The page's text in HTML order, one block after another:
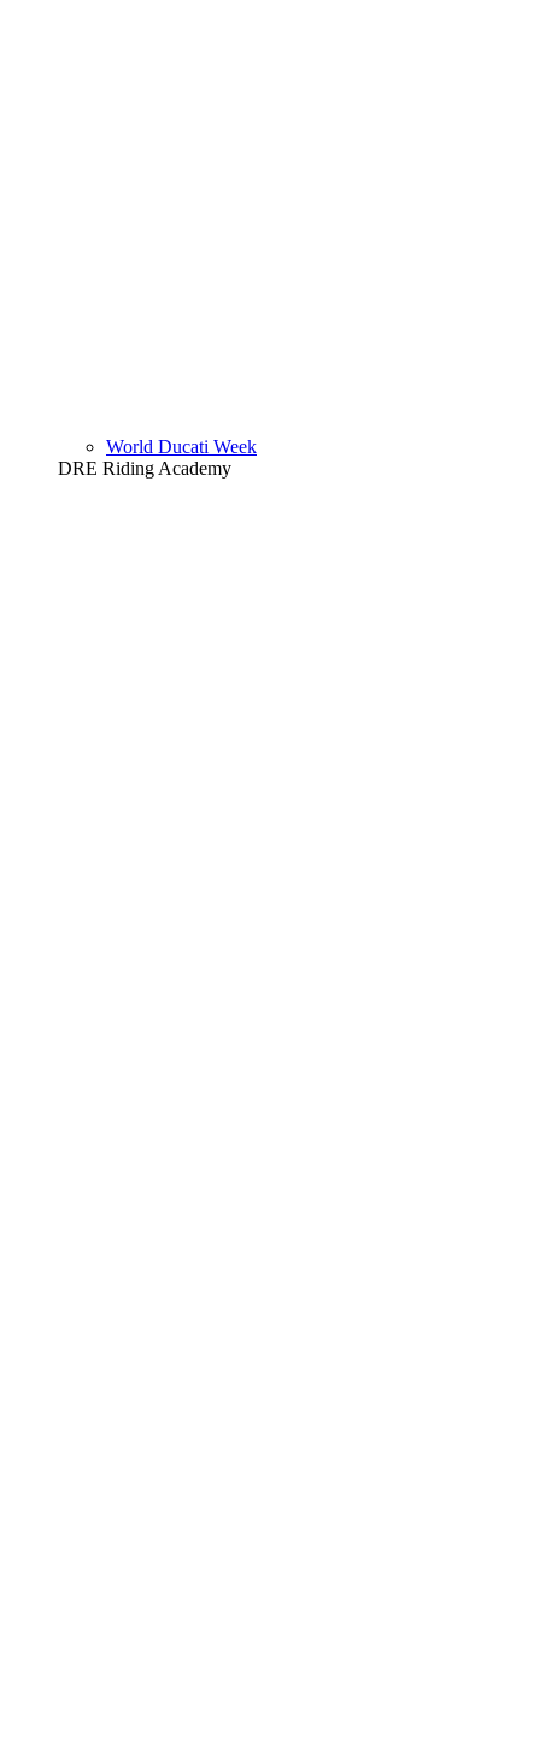
World Ducati Week
DRE Riding Academy